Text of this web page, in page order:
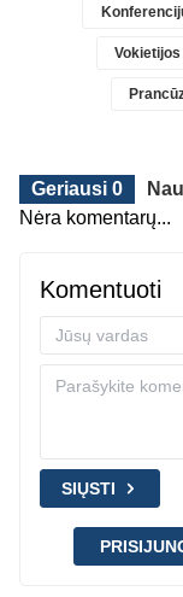
Geriausi 0
Nėra komentarų...
Komentuoti
SIŲSTI